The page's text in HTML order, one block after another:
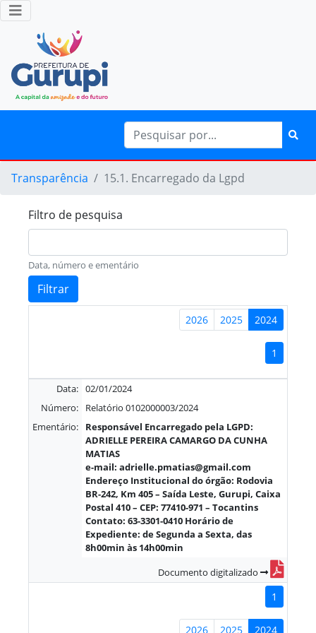
Transparência 15.1. Encarregado da Lgpd
Filtro de pesquisa
Data, número e ementário
Filtrar
2026 2025 2024
1
Data: 02/01/2024
Número:
Relatório 0102000003/2024
Ementário:
Responsável Encarregado pela LGPD:
ADRIELLE PEREIRA CAMARGO DA CUNHA
MATIAS
e-mail: adrielle.pmatias@gmail.com
Endereço Institucional do órgão: Rodovia
BR-242, Km 405 – Saída Leste, Gurupi, Caixa
Postal 410 – CEP: 77410-971 – Tocantins
Contato: 63-3301-0410 Horário de
Expediente: de Segunda a Sexta, das
8h00min às 14h00min
Documento digitalizado
1
2026 2025 2024